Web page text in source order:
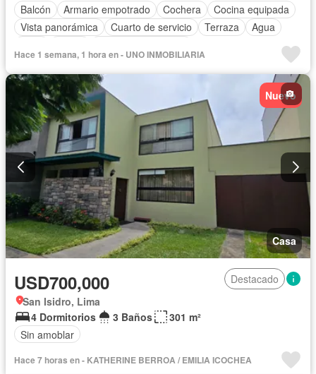
Balcón
Armario empotrado Cochera
Cocina equipada
Vista panorámica
Cuarto de servicio Terraza
Agua
Hace 1 semana, 1 hora en - UNO INMOBILIARIA
Nuevo
Casa
USD700,000
Destacado
San Isidro, Lima
4 Dormitorios
3 Baños
301 m²
Sin amoblar
Hace 7 horas en - KATHERINE BERROA / EMILIA ICOCHEA